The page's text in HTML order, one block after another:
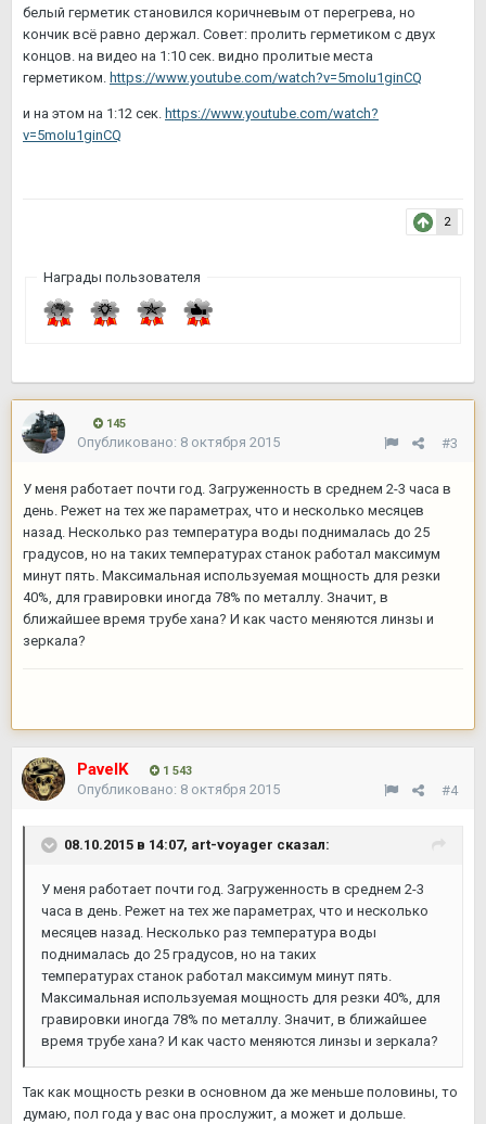
белый герметик становился коричневым от перегрева, но
кончик всё равно держал. Совет: пролить герметиком с двух
концов. на видео на 1:10 сек. видно пролитые места
герметиком. https://www.youtube.com/watch?v=5moIu1ginCQ
и на этом на 1:12 сек. https://www.youtube.com/watch?
v=5moIu1ginCQ
2
Награды пользователя
145
#3
Опубликовано: 8 октября 2015
У меня работает почти год. Загруженность в среднем 2-3 часа в
день. Режет на тех же параметрах, что и несколько месяцев
назад. Несколько раз температура воды поднималась до 25
градусов, но на таких температурах станок работал максимум
минут пять. Максимальная используемая мощность для резки
40%, для гравировки иногда 78% по металлу. Значит, в
ближайшее время трубе хана? И как часто меняются линзы и
зеркала?
PavelK 1 543
#4
Опубликовано: 8 октября 2015
08.10.2015 в 14:07, art-voyager сказал:
У меня работает почти год. Загруженность в среднем 2-3
часа в день. Режет на тех же параметрах, что и несколько
месяцев назад. Несколько раз температура воды
поднималась до 25 градусов, но на таких
температурах станок работал максимум минут пять.
Максимальная используемая мощность для резки 40%, для
гравировки иногда 78% по металлу. Значит, в ближайшее
время трубе хана? И как часто меняются линзы и зеркала?
Так как мощность резки в основном да же меньше половины, то
думаю, пол года у вас она прослужит, а может и дольше.